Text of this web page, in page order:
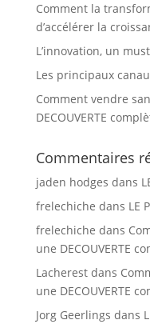
Comment la
d’accélérer la
L’innovation, un
Les principaux
Comment vendre
DECOUVERTE
Commentaires
jaden hodges dans
frelechiche dans LE
frelechiche dans
une DECOUVERTE
Lacherestdans
une DECOUVERTE
Jorg Geerlings dans